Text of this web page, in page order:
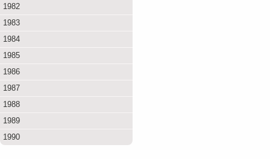
1982
1983
1984
1985
1986
1987
1988
1989
1990